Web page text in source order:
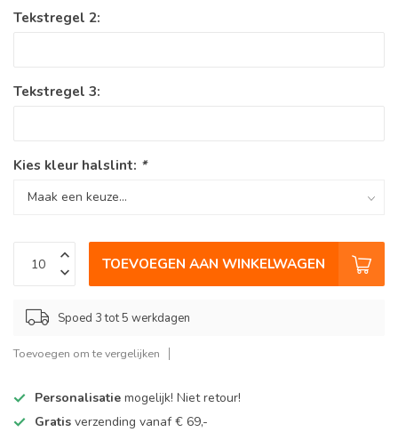
Tekstregel 2:
Tekstregel 3:
Kies kleur halslint: *
TOEVOEGEN AAN WINKELWAGEN
Spoed 3 tot 5 werkdagen
Toevoegen om te vergelijken
Personalisatie mogelijk! Niet retour!
Gratis verzending vanaf € 69,-